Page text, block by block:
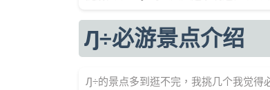
Ԓ÷必游景点介绍
Ԓ÷的景点多到逛不完，我挑几个我觉